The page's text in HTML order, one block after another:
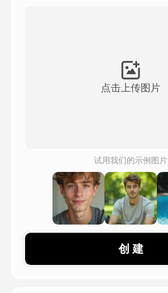
查看所有模板
部落格
点击上传图片
试用我们的示例图片
创 建